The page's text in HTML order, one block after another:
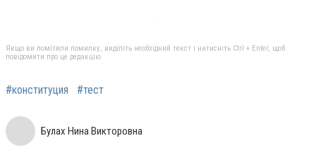
Якщо ви помітили помилку, виділіть необхідний текст і натисніть Ctrl + Enter, щоб
повідомити про це редакцію
#конституция #тест
Булах Нина Викторовна